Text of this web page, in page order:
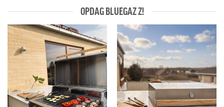
OPDAG BLUEGAZ Z!